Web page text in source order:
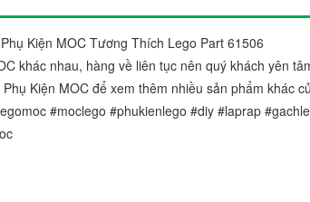
Kiện MOC Tương Thích Lego Part 61506
khác nhau, hàng về liên tục nên quý khách yên
Kiện MOC để xem thêm nhiều sản phẩm khác
#moclego #phukienlego #diy #laprap